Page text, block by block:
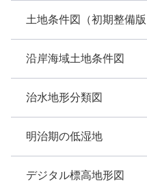
土地条件図（初期整備版
沿岸海域土地条件図
治水地形分類図
明治期の低湿地
デジタル標高地形図